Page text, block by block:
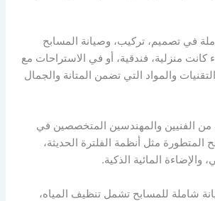
في تصميم، تركيب، وصيانة المسابح
كانت منزلية، فندقية، أو في الاستراحات مع
والمواد التي تضمن المتانة والجمال
الفنيين والمهندسين المتخصصين في
المتطورة مثل أنظمة الفلترة الحديثة،
والإضاءة المائية الذكية.
شاملة للمسابح تشمل تنظيف المياه،